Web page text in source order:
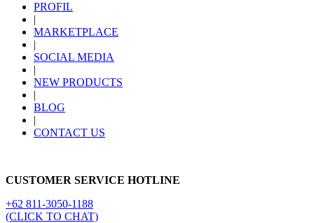
PROFIL
|
MARKETPLACE
|
SOCIAL MEDIA
|
NEW PRODUCTS
|
BLOG
|
CONTACT US
CUSTOMER SERVICE HOTLINE
+62 811-3050-1188
(CLICK TO CHAT)